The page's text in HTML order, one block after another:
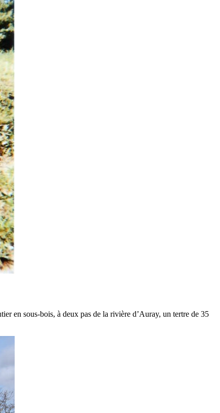
en sous-bois, à deux pas de la rivière d’Auray, un tertre de 35